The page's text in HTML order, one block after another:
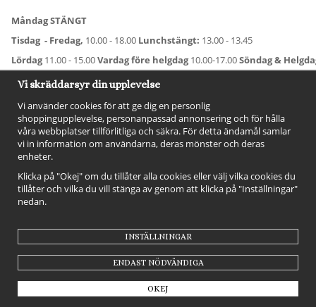
Måndag STÄNGT
Tisdag - Fredag, 10.00 - 18.00 Lunchstängt: 13.00 - 13.45
Lördag11.00 - 15.00Vardag före helgdag10.00-17.00Söndag &
För avvikande öppettider:
Titta här
Drift & produktion:Wikinggruppen
Vi skräddarsyr din upplevelse
Vi använder cookies för att ge dig en personlig
shoppingupplevelse, personanpassad annonsering och för hålla
våra webbplatser tillförlitliga och säkra. För detta ändamål samlar
vi in information om användarna, deras mönster och deras
enheter.
Klicka på "Okej" om du tillåter alla cookies eller välj vilka cookies du
tillåter och vilka du vill stänga av genom att klicka på "Inställningar"
nedan.
INSTÄLLNINGAR
ENDAST NÖDVÄNDIGA
OKEJ